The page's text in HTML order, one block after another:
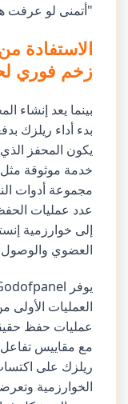
"أتمنى لو عرفت
زخم فوري
بينما يعد إنشاء
بدء أداء ريلزك
يكون المحفز
عدد عمليات
إلى خوارزمية
العضوي والوصول
العمليات
عمليات حفظ
مع مقاييس تفاعل
ريلزك على
الخوارزمية